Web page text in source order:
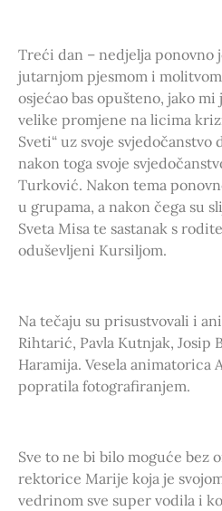
Treći dan – nedjelja ponovno
jutarnjom pjesmom i
osjećao bas opušteno, jako
velike promjene na licima
Sveti“ uz svoje svjedočanstvo
nakon toga svoje
Turković. Nakon tema
u grupama, a nakon čega su
Sveta Misa te sastanak s
oduševljeni Kursiljom.
Na tečaju su prisustvovali i
Rihtarić, Pavla Kutnjak, Josip
Haramija. Vesela animatorica
popratila fotografiranjem.
Sve to ne bi bilo moguće bez
rektorice Marije koja je
vedrinom sve super vodila i